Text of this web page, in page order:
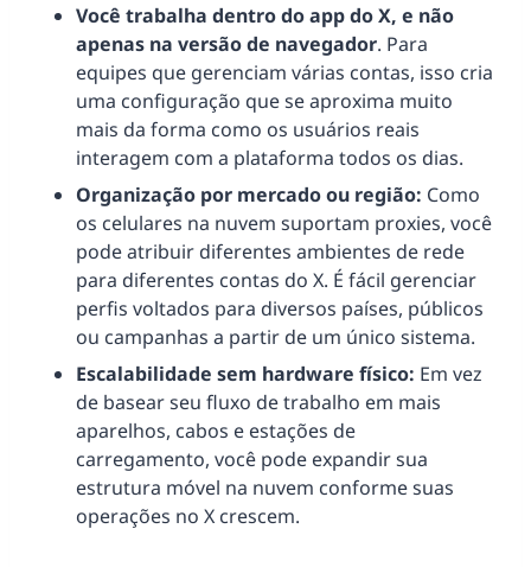
Você trabalha dentro do app do X, e não
apenas na versão de navegador. Para
equipes que gerenciam várias contas, isso cria
uma configuração que se aproxima muito
mais da forma como os usuários reais
interagem com a plataforma todos os dias.
Organização por mercado ou região: Como
os celulares na nuvem suportam proxies, você
pode atribuir diferentes ambientes de rede
para diferentes contas do X. É fácil gerenciar
perfis voltados para diversos países, públicos
ou campanhas a partir de um único sistema.
Escalabilidade sem hardware físico: Em vez
de basear seu fluxo de trabalho em mais
aparelhos, cabos e estações de
carregamento, você pode expandir sua
estrutura móvel na nuvem conforme suas
operações no X crescem.